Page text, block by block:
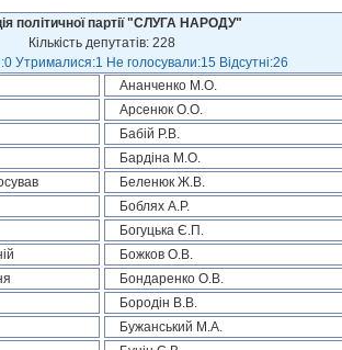
політичної партії "СЛУГА НАРОДУ"
Кількість депутатів: 228
Утрималися:1 Не голосували:15 Відсутні:26
Ананченко М.О.
Арсенюк О.О.
Бабій Р.В.
Бардіна М.О.
Беленюк Ж.В.
Боблях А.Р.
Богуцька Є.П.
Божков О.В.
Бондаренко О.В.
Бородін В.В.
Бужанський М.А.